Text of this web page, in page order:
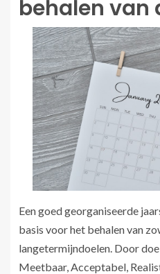
behalen van
Een goed georganiseerde
basis voor het behalen van
langetermijndoelen. Door
Meetbaar, Acceptabel,